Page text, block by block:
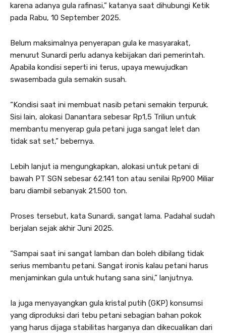
karena adanya gula rafinasi,” katanya saat dihubungi Ketik
pada Rabu, 10 September 2025.
Belum maksimalnya penyerapan gula ke masyarakat,
menurut Sunardi perlu adanya kebijakan dari pemerintah.
Apabila kondisi seperti ini terus, upaya mewujudkan
swasembada gula semakin susah.
“Kondisi saat ini membuat nasib petani semakin terpuruk.
Sisi lain, alokasi Danantara sebesar Rp1,5 Triliun untuk
membantu menyerap gula petani juga sangat lelet dan
tidak sat set,” bebernya.
Lebih lanjut ia mengungkapkan, alokasi untuk petani di
bawah PT SGN sebesar 62.141 ton atau senilai Rp900 Miliar
baru diambil sebanyak 21.500 ton.
Proses tersebut, kata Sunardi, sangat lama. Padahal sudah
berjalan sejak akhir Juni 2025.
“Sampai saat ini sangat lamban dan boleh dibilang tidak
serius membantu petani. Sangat ironis kalau petani harus
menjaminkan gula untuk hutang sana sini,” lanjutnya.
Ia juga menyayangkan gula kristal putih (GKP) konsumsi
yang diproduksi dari tebu petani sebagian bahan pokok
yang harus dijaga stabilitas harganya dan dikecualikan dari